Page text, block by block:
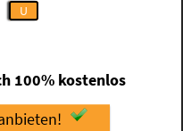
U
100% kostenlos